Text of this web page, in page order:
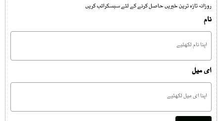
روزانہ تازہ ترین خبریں حاصل کرنے کے لئے سبسکرائب کریں
نام
ای میل